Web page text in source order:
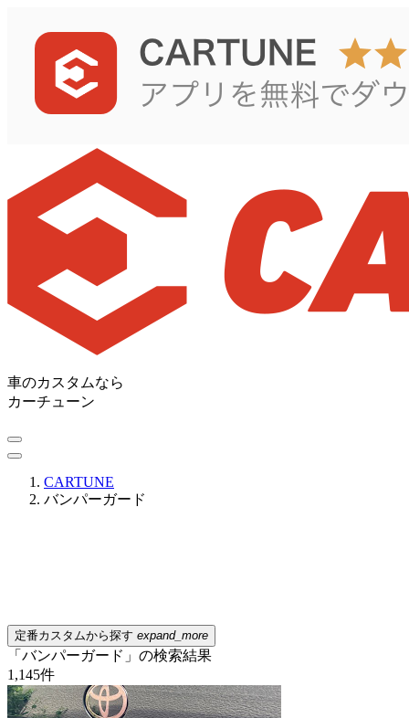
車のカスタムなら
カーチューン
CARTUNE
バンパーガード
定番カスタムから探す expand_more
「バンパーガード」の検索結果
1,145件